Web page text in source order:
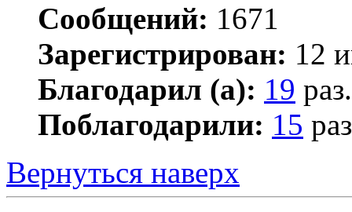
Сообщений: 1671
Зарегистрирован: 12
Благодарил (а): 19 раз.
Поблагодарили: 15
Вернуться наверх